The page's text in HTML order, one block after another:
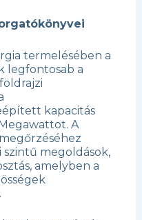
termelésében a
legfontosab a
kapacitás
A
megoldások,
amelyben a